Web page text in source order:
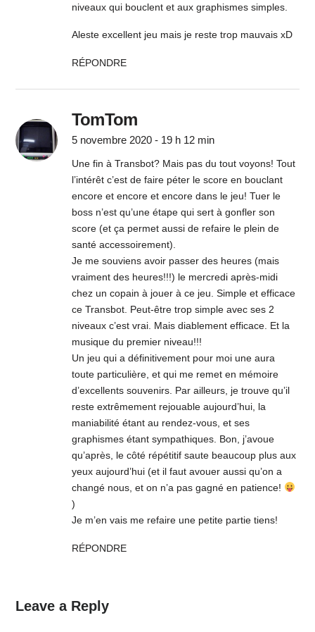
niveaux qui bouclent et aux graphismes simples.
Aleste excellent jeu mais je reste trop mauvais xD
RÉPONDRE
TomTom
5 novembre 2020 - 19 h 12 min
Une fin à Transbot? Mais pas du tout voyons! Tout
l’intérêt c’est de faire péter le score en bouclant
encore et encore et encore dans le jeu! Tuer le
boss n’est qu’une étape qui sert à gonfler son
score (et ça permet aussi de refaire le plein de
santé accessoirement).
Je me souviens avoir passer des heures (mais
vraiment des heures!!!) le mercredi après-midi
chez un copain à jouer à ce jeu. Simple et efficace
ce Transbot. Peut-être trop simple avec ses 2
niveaux c’est vrai. Mais diablement efficace. Et la
musique du premier niveau!!!
Un jeu qui a définitivement pour moi une aura
toute particulière, et qui me remet en mémoire
d’excellents souvenirs. Par ailleurs, je trouve qu’il
reste extrêmement rejouable aujourd’hui, la
maniabilité étant au rendez-vous, et ses
graphismes étant sympathiques. Bon, j’avoue
qu’après, le côté répétitif saute beaucoup plus aux
yeux aujourd’hui (et il faut avouer aussi qu’on a
changé nous, et on n’a pas gagné en patience!
)
Je m’en vais me refaire une petite partie tiens!
RÉPONDRE
Leave a Reply